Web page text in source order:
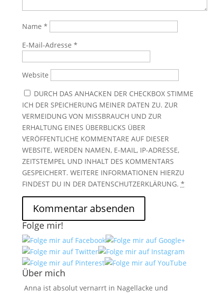
Name *
E-Mail-Adresse *
Website
DURCH DAS ANHACKEN DER CHECKBOX STIMME
ICH DER SPEICHERUNG MEINER DATEN ZU. ZUR
VERMEIDUNG VON MISSBRAUCH UND ZUR
ERHALTUNG EINES ÜBERBLICKS ÜBER
VERÖFFENTLICHE KOMMENTARE AUF DIESER
WEBSITE, WERDEN NAMEN, E-MAIL, IP-ADRESSE,
ZEITSTEMPEL UND INHALT DES KOMMENTARS
GESPEICHERT. WEITERE INFORMATIONEN HIERZU
FINDEST DU IN DER DATENSCHUTZERKLÄRUNG. *
Folge mir!
Über mich
Anna ist absolut vernarrt in Nagellacke und